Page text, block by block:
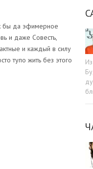
бы да эфимерное
и даже Совесть,
и каждый в силу
тупо жить без этого